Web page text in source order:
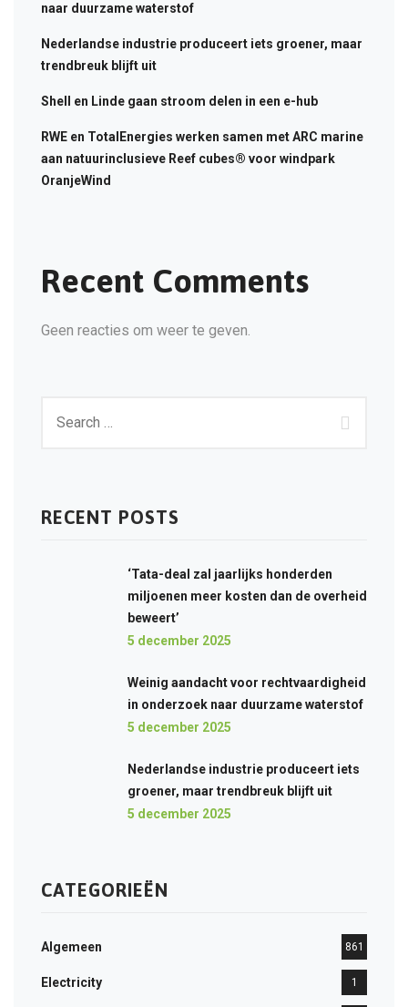
naar duurzame waterstof
Nederlandse industrie produceert iets groener, maar
trendbreuk blijft uit
Shell en Linde gaan stroom delen in een e-hub
RWE en TotalEnergies werken samen met ARC marine
aan natuurinclusieve Reef cubes® voor windpark
OranjeWind
Recent Comments
Geen reacties om weer te geven.
RECENT POSTS
‘Tata-deal zal jaarlijks honderden
miljoenen meer kosten dan de overheid
beweert’
5 december 2025
Weinig aandacht voor rechtvaardigheid
in onderzoek naar duurzame waterstof
5 december 2025
Nederlandse industrie produceert iets
groener, maar trendbreuk blijft uit
5 december 2025
CATEGORIEËN
Algemeen 861
Electricity 1